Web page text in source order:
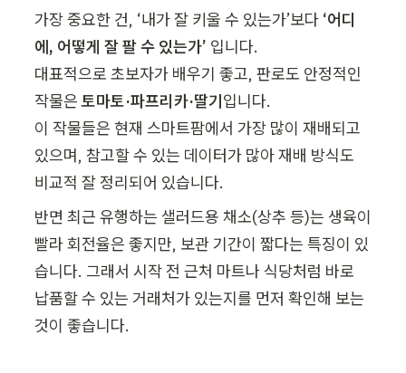
가장 중요한 건, ‘내가 잘 키울 수 있는가’보다 ‘어디
에, 어떻게 잘 팔 수 있는가’ 입니다.
대표적으로 초보자가 배우기 좋고, 판로도 안정적인
작물은 토마토·파프리카·딸기입니다.
이 작물들은 현재 스마트팜에서 가장 많이 재배되고
있으며, 참고할 수 있는 데이터가 많아 재배 방식도
비교적 잘 정리되어 있습니다.
반면 최근 유행하는 샐러드용 채소(상추 등)는 생육이
빨라 회전율은 좋지만, 보관 기간이 짧다는 특징이 있
습니다. 그래서 시작 전 근처 마트나 식당처럼 바로
납품할 수 있는 거래처가 있는지를 먼저 확인해 보는
것이 좋습니다.